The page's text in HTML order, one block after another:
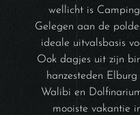
wellicht is
Gelegen aan de
ideale uitvalsbasis
Ook dagjes uit zijn
hanzesteden
Walibi en
mooiste vakantie